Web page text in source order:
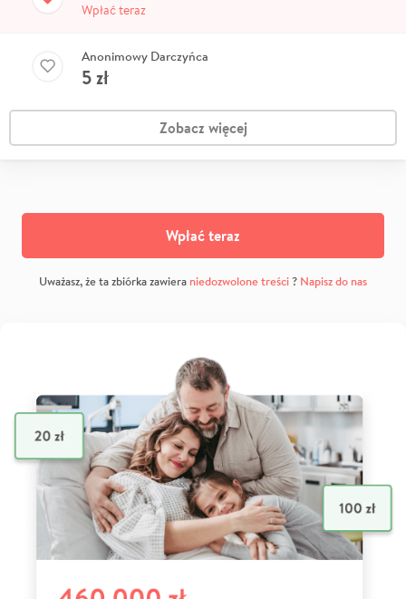
Wpłać teraz
Anonimowy Darczyńca
5zł
Zobacz więcej
Wpłać teraz
Uważasz, że ta zbiórka zawiera niedozwolone treści? Napisz do nas